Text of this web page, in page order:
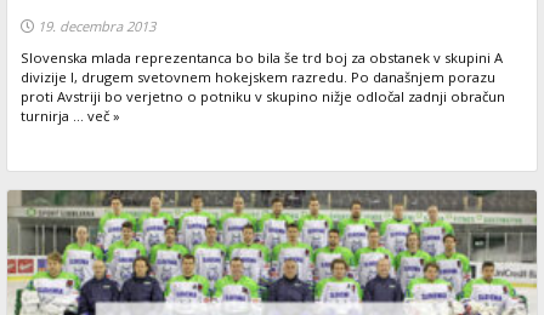
19. decembra 2013
Slovenska mlada reprezentanca bo bila še trd boj za obstanek v skupini A
divizije I, drugem svetovnem hokejskem razredu. Po današnjem porazu
proti Avstriji bo verjetno o potniku v skupino nižje odločal zadnji obračun
turnirja ... več »